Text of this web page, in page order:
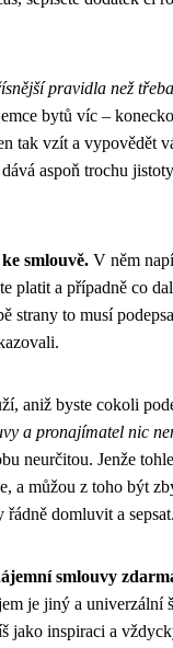
pravidla než
bytů víc –
tak vzít a vypovědět
aspoň trochu
smlouvě. V něm
platit a případně co
strany to musí
aniž byste cokoli
a pronajímatel nic
neurčitou. Jenže
a můžou z toho být
domluvit a
smlouvy
je jiný a univerzální
jako inspiraci a